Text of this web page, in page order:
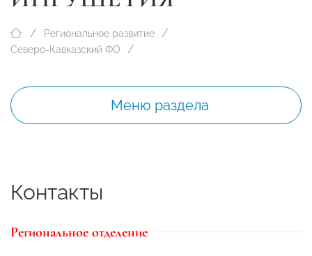
Региональное развитие
Северо-Кавказский ФО
Меню раздела
Контакты
Региональное отделение